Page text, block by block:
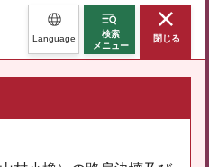
Language
検索
メニュー
閉じる